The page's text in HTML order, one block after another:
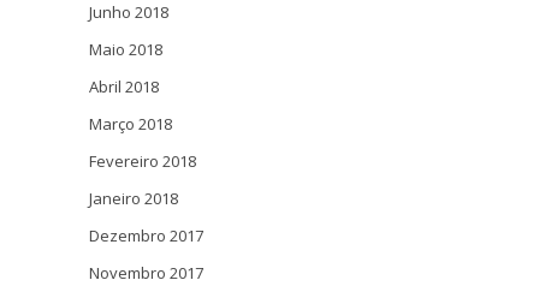
Junho 2018
Maio 2018
Abril 2018
Março 2018
Fevereiro 2018
Janeiro 2018
Dezembro 2017
Novembro 2017